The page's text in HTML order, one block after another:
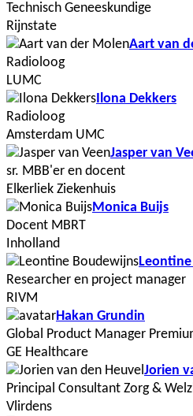
Technisch Geneeskundige
Rijnstate
Aart van
Radioloog
LUMC
Ilona Dekkers
Radioloog
Amsterdam UMC
Jasper van
sr. MBB'er en docent
Elkerliek Ziekenhuis
Monica Buijs
Docent MBRT
Inholland
Researcher en project manager
RIVM
Hakan Grundin
Global Product Manager
GE Healthcare
Jorien
Principal Consultant Zorg &
Vlirdens